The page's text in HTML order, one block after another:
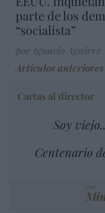
parte de los
“socialista”
Artículos anteriores
Cartas al director
Soy
Centenario